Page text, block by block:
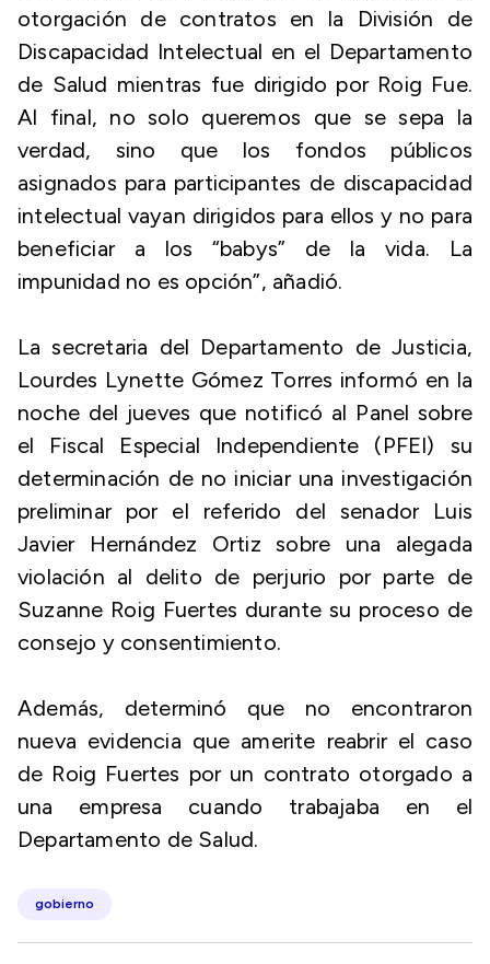
otorgación de contratos en la División de
Discapacidad Intelectual en el Departamento
de Salud mientras fue dirigido por Roig Fue.
Al final, no solo queremos que se sepa la
verdad, sino que los fondos públicos
asignados para participantes de discapacidad
intelectual vayan dirigidos para ellos y no para
beneficiar a los “babys” de la vida. La
impunidad no es opción”, añadió.
La secretaria del Departamento de Justicia,
Lourdes Lynette Gómez Torres informó en la
noche del jueves que notificó al Panel sobre
el Fiscal Especial Independiente (PFEI) su
determinación de no iniciar una investigación
preliminar por el referido del senador Luis
Javier Hernández Ortiz sobre una alegada
violación al delito de perjurio por parte de
Suzanne Roig Fuertes durante su proceso de
consejo y consentimiento.
Además, determinó que no encontraron
nueva evidencia que amerite reabrir el caso
de Roig Fuertes por un contrato otorgado a
una empresa cuando trabajaba en el
Departamento de Salud.
gobierno